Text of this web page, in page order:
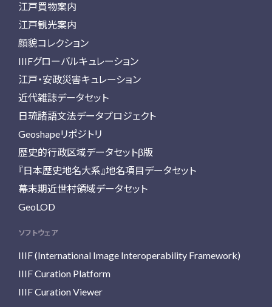
江戸買物案内
江戸観光案内
顔貌コレクション
IIIFグローバルキュレーション
江戸・安政災害キュレーション
近代雑誌データセット
日琉諸語文法データプロジェクト
Geoshapeリポジトリ
歴史的行政区域データセットβ版
『日本歴史地名大系』地名項目データセット
幕末期近世村領域データセット
GeoLOD
ソフトウェア
IIIF (International Image Interoperability Framework)
IIIF Curation Platform
IIIF Curation Viewer